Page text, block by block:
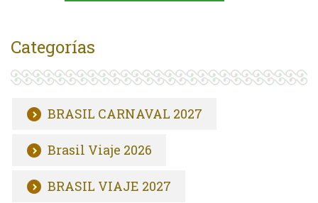
Categorías
BRASIL CARNAVAL 2027
Brasil Viaje 2026
BRASIL VIAJE 2027